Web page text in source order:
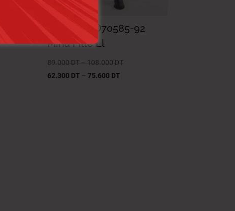
Lois Jean D70585-92
Mina Fille Ll
89.000 DT 108.000 DT
62.300 DT –75.600 DT